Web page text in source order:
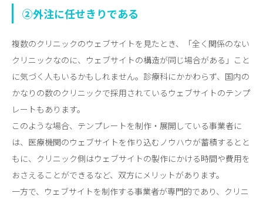
②外注に任せきりである
複数のクリニックのウェブサイトを見たとき、「全く関係のない
クリニックなのに、ウェブサイトの構造が同じ場合がある」こと
に気づく人もいるかもしれません。診療科にかかわらず、国内の
かなりの数のクリニックで採用されているウェブサイトのテンプ
レートもあります。
このような場合、テンプレートを制作・展開している事業者に
は、医療機関のウェブサイトを作り込むノウハウが蓄積するとと
もに、クリニック側はウェブサイトの製作にかける時間や費用を
おさえることができるなど、双方にメリットがあります。
一方で、ウェブサイトを制作する事業者が専門的であり、クリニ